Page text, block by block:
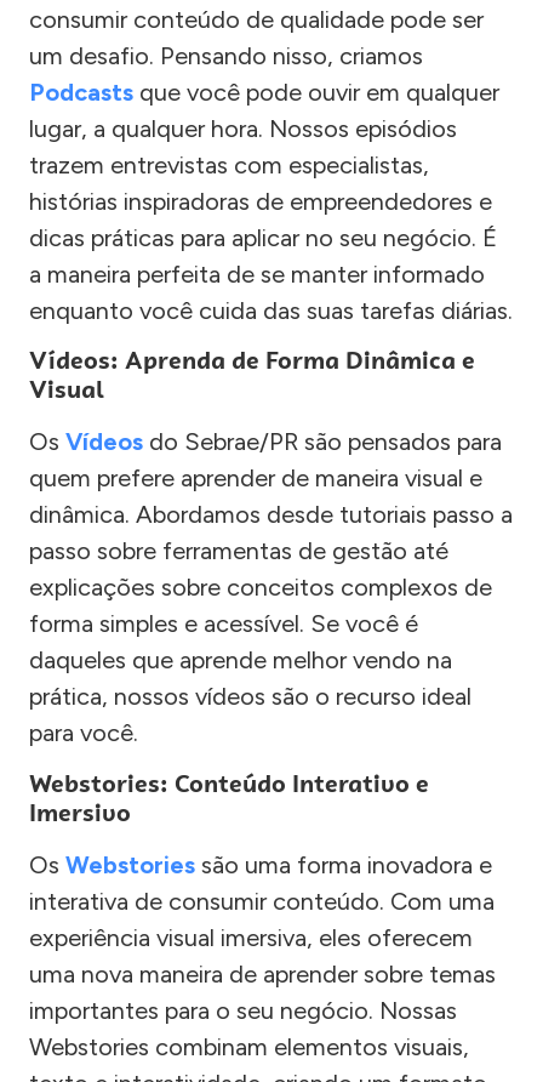
consumir conteúdo de qualidade pode ser
um desafio. Pensando nisso, criamos
Podcasts que você pode ouvir em qualquer
lugar, a qualquer hora. Nossos episódios
trazem entrevistas com especialistas,
histórias inspiradoras de empreendedores e
dicas práticas para aplicar no seu negócio. É
a maneira perfeita de se manter informado
enquanto você cuida das suas tarefas diárias.
Vídeos: Aprenda de Forma Dinâmica e
Visual
Os Vídeos do Sebrae/PR são pensados para
quem prefere aprender de maneira visual e
dinâmica. Abordamos desde tutoriais passo a
passo sobre ferramentas de gestão até
explicações sobre conceitos complexos de
forma simples e acessível. Se você é
daqueles que aprende melhor vendo na
prática, nossos vídeos são o recurso ideal
para você.
Webstories: Conteúdo Interativo e
Imersivo
Os Webstories são uma forma inovadora e
interativa de consumir conteúdo. Com uma
experiência visual imersiva, eles oferecem
uma nova maneira de aprender sobre temas
importantes para o seu negócio. Nossas
Webstories combinam elementos visuais,